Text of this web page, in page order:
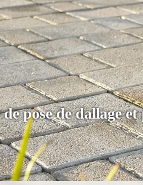
pose de dallage